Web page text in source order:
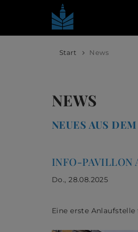
Start News
NEWS
NEUES AUS
INFO-PAVILLON
Do., 28.08.2025
Eine erste